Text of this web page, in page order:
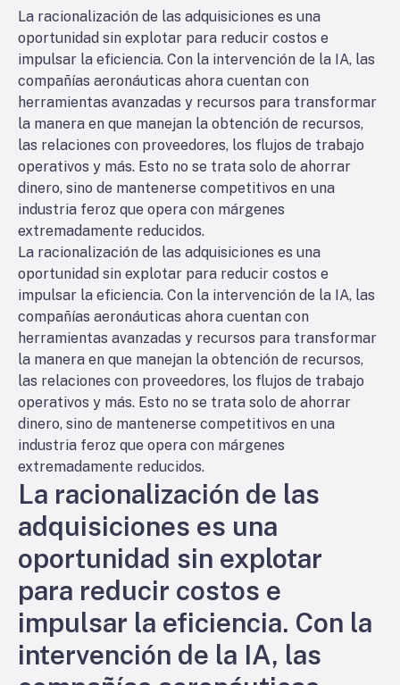
La racionalización de las adquisiciones es una
oportunidad sin explotar para reducir costos e
impulsar la eficiencia. Con la intervención de la IA, las
compañías aeronáuticas ahora cuentan con
herramientas avanzadas y recursos para transformar
la manera en que manejan la obtención de recursos,
las relaciones con proveedores, los flujos de trabajo
operativos y más. Esto no se trata solo de ahorrar
dinero, sino de mantenerse competitivos en una
industria feroz que opera con márgenes
extremadamente reducidos.
La racionalización de las adquisiciones es una
oportunidad sin explotar para reducir costos e
impulsar la eficiencia. Con la intervención de la IA, las
compañías aeronáuticas ahora cuentan con
herramientas avanzadas y recursos para transformar
la manera en que manejan la obtención de recursos,
las relaciones con proveedores, los flujos de trabajo
operativos y más. Esto no se trata solo de ahorrar
dinero, sino de mantenerse competitivos en una
industria feroz que opera con márgenes
extremadamente reducidos.
La racionalización de las
adquisiciones es una
oportunidad sin explotar
para reducir costos e
impulsar la eficiencia. Con la
intervención de la IA, las